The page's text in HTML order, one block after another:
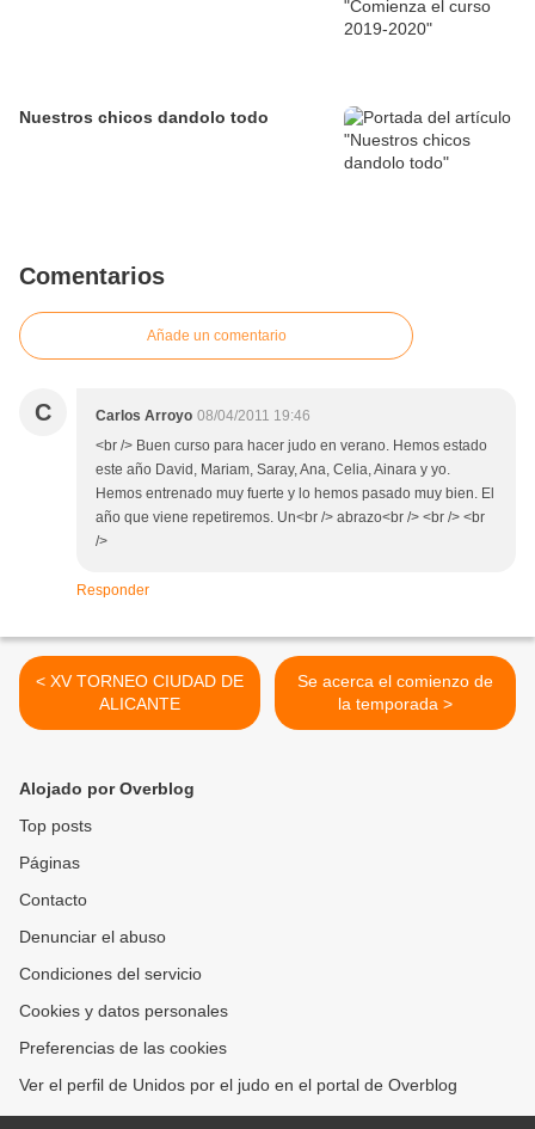
Nuestros chicos dandolo todo
Comentarios
Añade un comentario
C Carlos Arroyo 08/04/2011 19:46
<br /> Buen curso para hacer judo en verano. Hemos estado
este año David, Mariam, Saray, Ana, Celia, Ainara y yo.
Hemos entrenado muy fuerte y lo hemos pasado muy bien. El
año que viene repetiremos. Un<br /> abrazo<br /> <br /> <br
/>
Responder
< XV TORNEO CIUDAD DE
ALICANTE
Se acerca el comienzo de
la temporada >
Alojado por Overblog
Top posts
Páginas
Contacto
Denunciar el abuso
Condiciones del servicio
Cookies y datos personales
Preferencias de las cookies
Ver el perfil de Unidos por el judo en el portal de Overblog